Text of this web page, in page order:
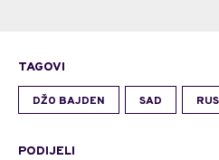
TAGOVI
DŽO BAJDEN SAD
PODIJELI